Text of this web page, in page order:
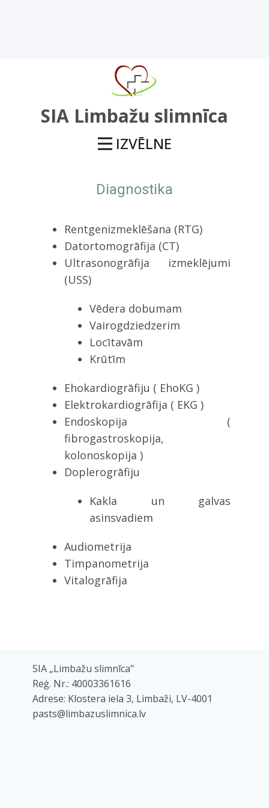
SIA Limbažu slimnīca
IZVĒLNE
Diagnostika
Rentgenizmeklēšana (RTG)
Datortomogrāfija (CT)
Ultrasonogrāfija izmeklējumi
(USS)
Vēdera dobumam
Vairogdziedzerim
Locītavām
Krūtīm
Ehokardiogrāfiju ( EhoKG )
Elektrokardiogrāfija ( EKG )
Endoskopija (
fibrogastroskopija,
kolonoskopija )
Doplerogrāfiju
Kakla un galvas
asinsvadiem
Audiometrija
Timpanometrija
Vitalogrāfija
SIA „Limbažu slimnīca"
Reģ. Nr.: 40003361616
Adrese: Klostera iela 3, Limbaži, LV-4001
pasts@limbazuslimnica.lv